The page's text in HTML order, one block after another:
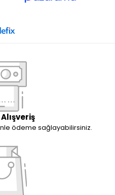
ödeme sağlayabilirsiniz.